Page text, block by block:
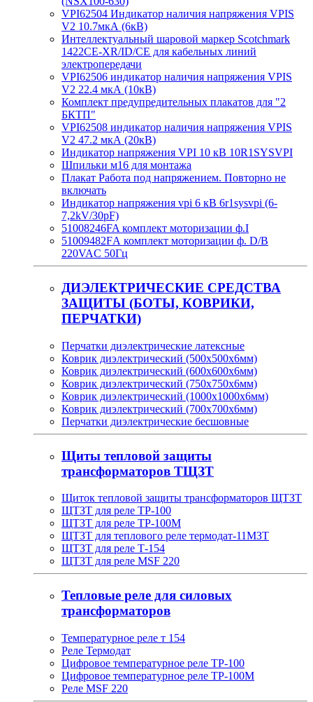
VPI62504 Индикатор наличия напряжения VPIS
V2 10.7мкА (6кВ)
Интеллектуальный шаровой маркер Scotchmark
1422CE-XR/ID/CE для кабельных линий
электропередачи
VPI62506 индикатор наличия напряжения VPIS
V2 22.4 мкА (10кВ)
Комплект предупредительных плакатов для "2
БКТП"
VPI62508 индикатор наличия напряжения VPIS
V2 47.2 мкА (20кВ)
Индикатор напряжения VPI 10 кВ 10R1SYSVPI
Шпильки м16 для монтажа
Плакат Работа под напряжением. Повторно не
включать
Индикатор напряжения vpi 6 кВ 6r1sysvpi (6-
7,2kV/30pF)
51008246FA комплект моторизации ф.I
51009482FА комплект моторизации ф. D/B
220VAC 50Гц
ДИЭЛЕКТРИЧЕСКИЕ СРЕДСТВА
ЗАЩИТЫ (БОТЫ, КОВРИКИ,
ПЕРЧАТКИ)
Перчатки диэлектрические латексные
Коврик диэлектрический (500х500х6мм)
Коврик диэлектрический (600х600х6мм)
Коврик диэлектрический (750х750х6мм)
Коврик диэлектрический (1000х1000х6мм)
Коврик диэлектрический (700х700х6мм)
Перчатки диэлектрические бесшовные
Щиты тепловой защиты
трансформаторов ТЩЗТ
Щиток тепловой защиты трансформаторов ЩТЗТ
ЩТЗТ для реле ТР-100
ЩТЗТ для реле ТР-100М
ЩТЗТ для теплового реле термодат-11МЗТ
ЩТЗТ для реле Т-154
ЩТЗТ для реле MSF 220
Тепловые реле для силовых
трансформаторов
Температурное реле т 154
Реле Термодат
Цифровое температурное реле ТР-100
Цифровое температурное реле ТР-100М
Реле MSF 220